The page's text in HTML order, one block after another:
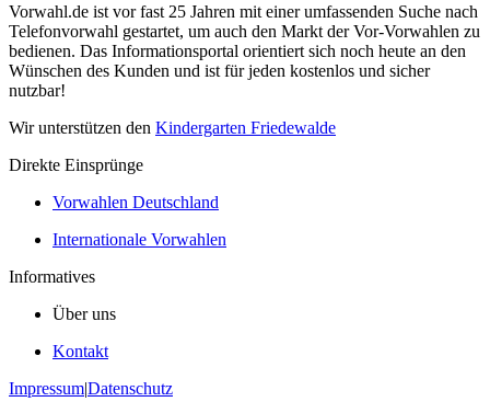
Vorwahl.de ist vor fast 25 Jahren mit einer umfassenden Suche nach
Telefonvorwahl gestartet, um auch den Markt der Vor-Vorwahlen zu
bedienen. Das Informationsportal orientiert sich noch heute an den
Wünschen des Kunden und ist für jeden kostenlos und sicher
nutzbar!
Wir unterstützen den Kindergarten Friedewalde
Direkte Einsprünge
Vorwahlen Deutschland
Internationale Vorwahlen
Informatives
Über uns
Kontakt
Impressum|Datenschutz